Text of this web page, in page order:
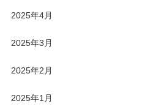
2025年4月
2025年3月
2025年2月
2025年1月